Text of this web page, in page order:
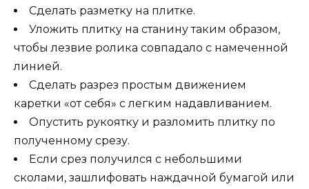
Сделать разметку на плитке.
Уложить плитку на станину таким образом,
чтобы лезвие ролика совпадало с намеченной
линией.
Сделать разрез простым движением
каретки «от себя» с легким надавливанием.
Опустить рукоятку и разломить плитку по
полученному срезу.
Если срез получился с небольшими
сколами, зашлифовать наждачной бумагой или